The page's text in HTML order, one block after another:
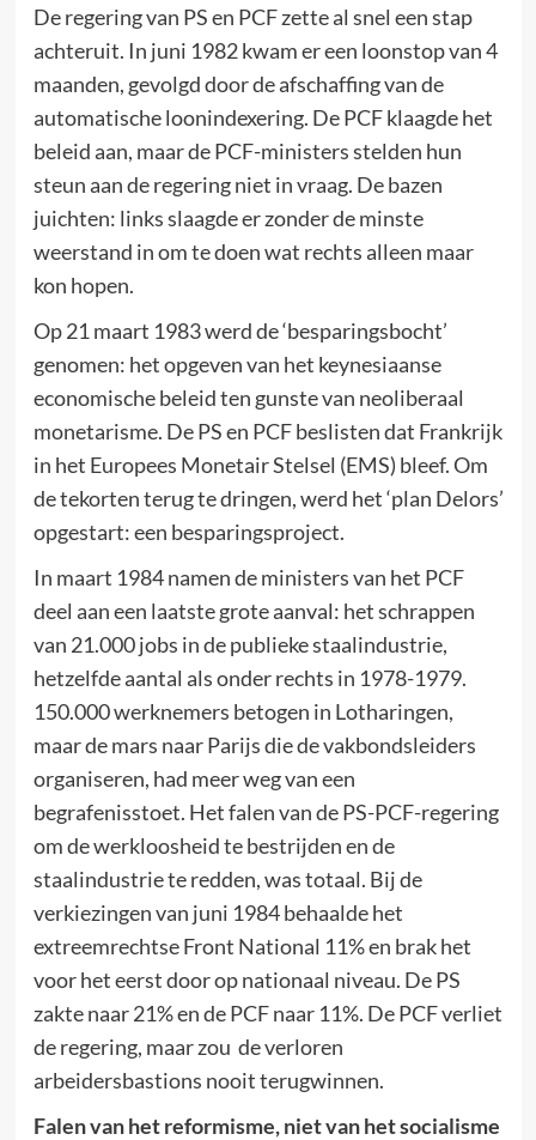
De regering van PS en PCF zette al snel een stap
achteruit. In juni 1982 kwam er een loonstop van 4
maanden, gevolgd door de afschaffing van de
automatische loonindexering. De PCF klaagde het
beleid aan, maar de PCF-ministers stelden hun
steun aan de regering niet in vraag. De bazen
juichten: links slaagde er zonder de minste
weerstand in om te doen wat rechts alleen maar
kon hopen.
Op 21 maart 1983 werd de ‘besparingsbocht’
genomen: het opgeven van het keynesiaanse
economische beleid ten gunste van neoliberaal
monetarisme. De PS en PCF beslisten dat Frankrijk
in het Europees Monetair Stelsel (EMS) bleef. Om
de tekorten terug te dringen, werd het ‘plan Delors’
opgestart: een besparingsproject.
In maart 1984 namen de ministers van het PCF
deel aan een laatste grote aanval: het schrappen
van 21.000 jobs in de publieke staalindustrie,
hetzelfde aantal als onder rechts in 1978-1979.
150.000 werknemers betogen in Lotharingen,
maar de mars naar Parijs die de vakbondsleiders
organiseren, had meer weg van een
begrafenisstoet. Het falen van de PS-PCF-regering
om de werkloosheid te bestrijden en de
staalindustrie te redden, was totaal. Bij de
verkiezingen van juni 1984 behaalde het
extreemrechtse Front National 11% en brak het
voor het eerst door op nationaal niveau. De PS
zakte naar 21% en de PCF naar 11%. De PCF verliet
de regering, maar zou de verloren
arbeidersbastions nooit terugwinnen.
Falen van het reformisme, niet van het socialisme